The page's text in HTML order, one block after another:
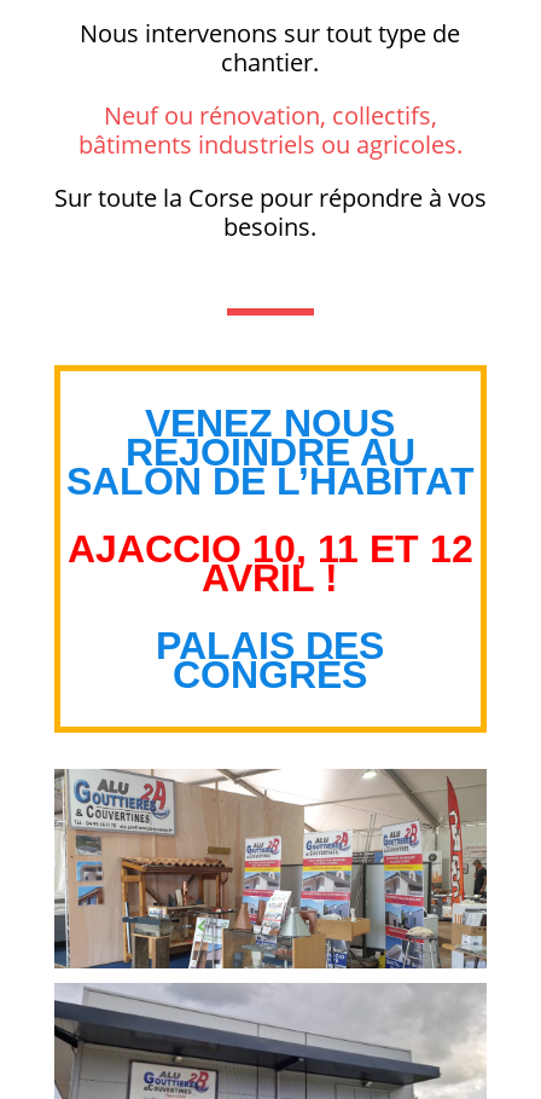
Nous intervenons sur tout type de
chantier.
Neuf ou rénovation, collectifs,
bâtiments industriels ou agricoles.
Sur toute la Corse pour répondre à vos
besoins.
VENEZ NOUS
REJOINDRE AU
SALON DE L’HABITAT
AJACCIO 10, 11 ET 12
AVRIL !
PALAIS DES
CONGRÈS